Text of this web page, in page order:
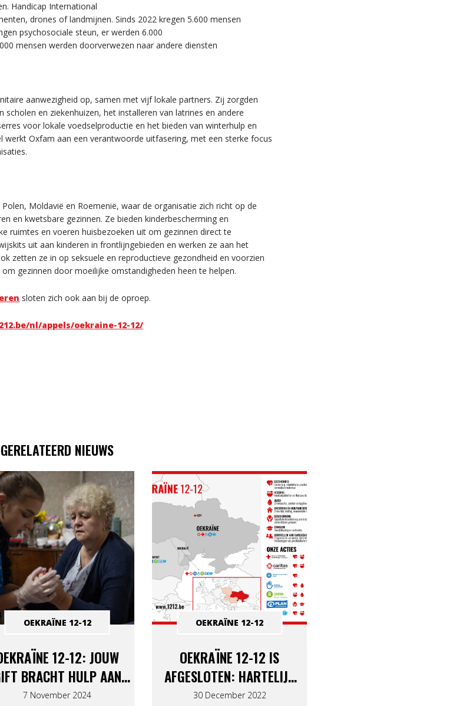
Handicap International
drones of landmijnen. Sinds 2022 kregen 5.600 mensen
psychosociale steun, er werden 6.000
mensen werden doorverwezen naar andere diensten
aanwezigheid op, samen met vijf lokale partners. Zij zorgden
en ziekenhuizen, het installeren van latrines en andere
voor lokale voedselproductie en het bieden van winterhulp en
werkt Oxfam aan een verantwoorde uitfasering, met een sterke focus
Moldavië en Roemenië, waar de organisatie zich richt op de
en kwetsbare gezinnen. Ze bieden kinderbescherming en
ruimtes en voeren huisbezoeken uit om gezinnen direct te
uit aan kinderen in frontlijngebieden en werken ze aan het
zetten ze in op seksuele en reproductieve gezondheid en voorzien
gezinnen door moeilijke omstandigheden heen te helpen.
sloten zich ook aan bij de oproep.
nl/appels/oekraine-12-12/
GERELATEERD NIEUWS
12-12: JOUW
BRACHT HULP AAN
1,2 MILJOEN MENSEN
7 November 2024
OEKRAÏNE 12-12
OEKRAÏNE 12-12 IS
AFGESLOTEN: HARTELIJK
DANK VOOR UW STEUN !
30 December 2022
OEKRAÏNE 12-12